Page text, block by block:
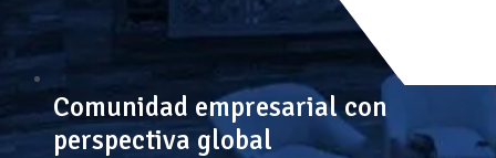
Comunidad empresarial con
perspectiva global